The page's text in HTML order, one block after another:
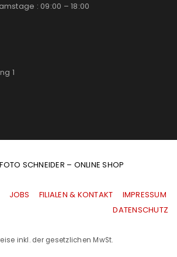
: 09:00 – 18:00
1
SCHNEIDER – ONLINE SHOP
JOBS FILIALEN & KONTAKT
IMPRESSUM
|DATENSCHUTZ
inkl. der gesetzlichen MwSt.